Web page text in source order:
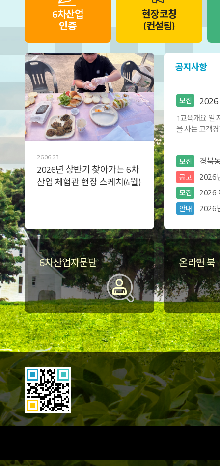
6차산업
인증
현장코칭
(컨설팅)
26.06.23
2026년 상반기 찾아가는 6차
산업 체험관 현장 스케치(4월)
공지사항
모집
1교육개요 일
을 사는 고객
모집 경북
공고 2026
모집 2026
안내 2026
6차산업자문단 온라인 북